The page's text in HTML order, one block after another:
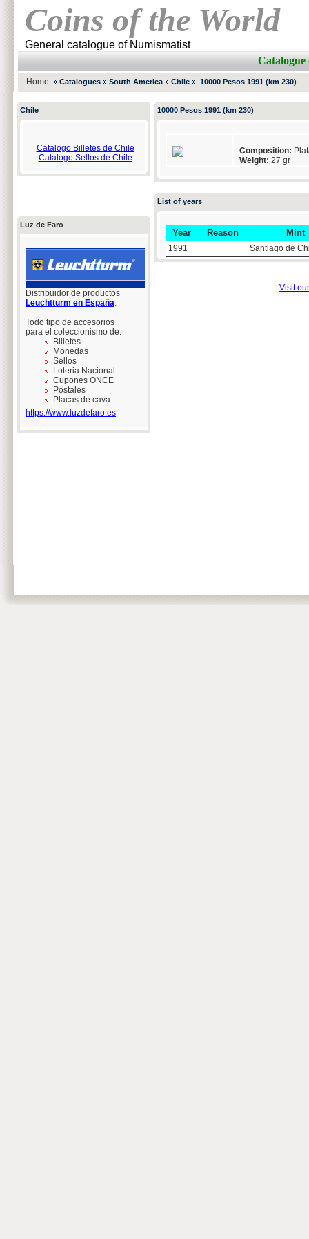
Coins of the World
General catalogue of Numismatist
Home Catalogues South America Chile 10000 Pesos 1991 (km 230)
Chile
Catalogo Billetes de Chile
Catalogo Sellos de Chile
Luz de Faro
Distribuidor de productos
Leuchtturm en España.
Todo tipo de accesorios
para el coleccionismo de:
Billetes
Monedas
Sellos
Loteria Nacional
Cupones ONCE
Postales
Placas de cava
https://www.luzdefaro.es
10000 Pesos 1991 (km 230)
Composition:
Weight: 27 gr
List of years
Year Reason Mint
1991 Santiago de
Visit